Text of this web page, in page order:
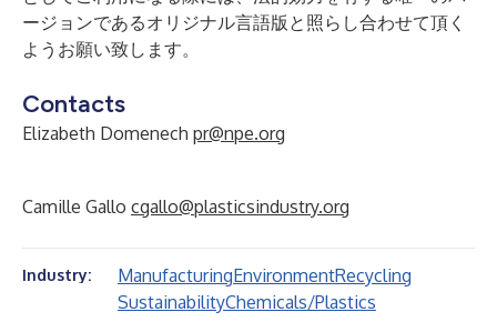
ージョンであるオリジナル言語版と照らし合わせて頂く
ようお願い致します。
Contacts
Elizabeth Domenech pr@npe.org
Camille Gallo cgallo@plasticsindustry.org
Industry: ManufacturingEnvironmentRecycling
SustainabilityChemicals/Plastics